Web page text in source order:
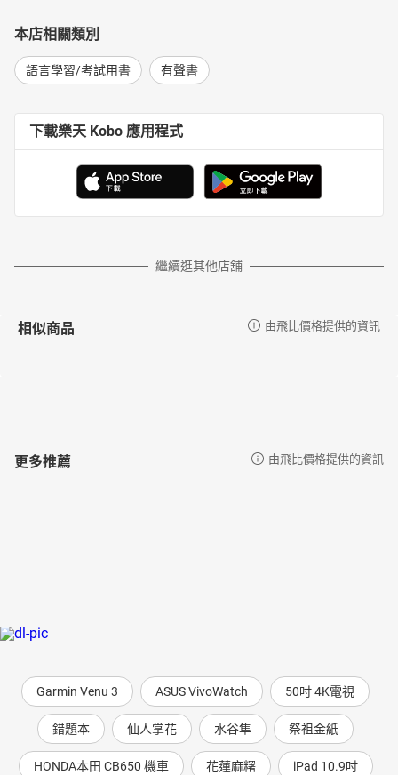
本店相關類別
語言學習/考試用書 有聲書
下載樂天 Kobo 應用程式
繼續逛其他店舖
相似商品 由飛比價格提供的資訊
更多推薦 由飛比價格提供的資訊
Garmin Venu 3 ASUS VivoWatch 50吋 4K電視
錯題本 仙人掌花 水谷隼 祭祖金紙
HONDA本田 CB650 機車 花蓮麻糬 iPad 10.9吋